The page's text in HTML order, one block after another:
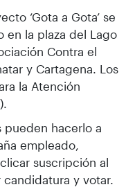
‘Gota a Gota’ se
en la plaza del Lago
Contra el
y Cartagena. Los
la Atención
pueden hacerlo a
empleado,
suscripción al
y votar.